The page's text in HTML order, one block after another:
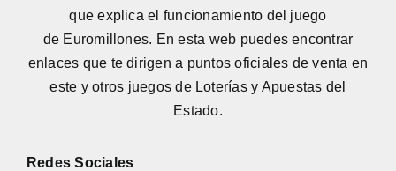
que explica el funcionamiento del juego
de Euromillones. En esta web puedes encontrar
enlaces que te dirigen a puntos oficiales de venta en
este y otros juegos de Loterías y Apuestas del
Estado.
Redes Sociales